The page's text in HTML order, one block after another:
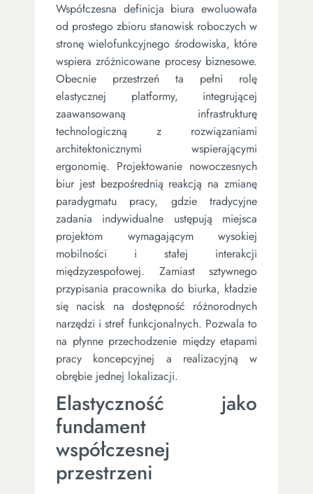
Współczesna definicja biura ewoluowała
od prostego zbioru stanowisk roboczych w
stronę wielofunkcyjnego środowiska, które
wspiera zróżnicowane procesy biznesowe.
Obecnie przestrzeń ta pełni rolę
elastycznej platformy, integrującej
zaawansowaną infrastrukturę
technologiczną z rozwiązaniami
architektonicznymi wspierającymi
ergonomię. Projektowanie nowoczesnych
biur jest bezpośrednią reakcją na zmianę
paradygmatu pracy, gdzie tradycyjne
zadania indywidualne ustępują miejsca
projektom wymagającym wysokiej
mobilności i stałej interakcji
międzyzespołowej. Zamiast sztywnego
przypisania pracownika do biurka, kładzie
się nacisk na dostępność różnorodnych
narzędzi i stref funkcjonalnych. Pozwala to
na płynne przechodzenie między etapami
pracy koncepcyjnej a realizacyjną w
obrębie jednej lokalizacji.
Elastyczność jako
fundament
współczesnej
przestrzeni